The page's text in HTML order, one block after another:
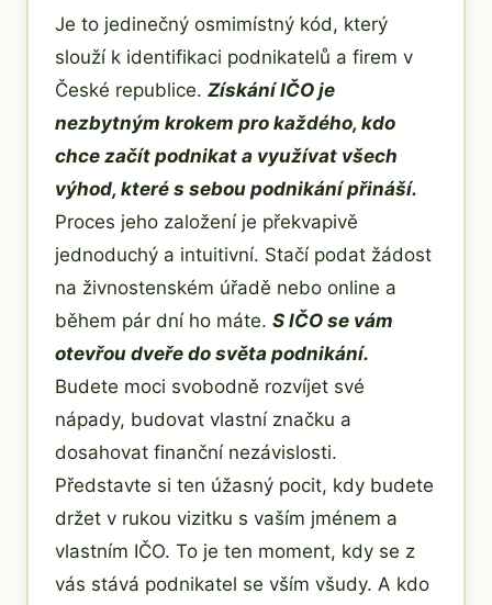
Je to jedinečný osmimístný kód, který
slouží k identifikaci podnikatelů a firem v
České republice. Získání IČO je
nezbytným krokem pro každého, kdo
chce začít podnikat a využívat všech
výhod, které s sebou podnikání přináší.
Proces jeho založení je překvapivě
jednoduchý a intuitivní. Stačí podat žádost
na živnostenském úřadě nebo online a
během pár dní ho máte. S IČO se vám
otevřou dveře do světa podnikání.
Budete moci svobodně rozvíjet své
nápady, budovat vlastní značku a
dosahovat finanční nezávislosti.
Představte si ten úžasný pocit, kdy budete
držet v rukou vizitku s vaším jménem a
vlastním IČO. To je ten moment, kdy se z
vás stává podnikatel se vším všudy. A kdo